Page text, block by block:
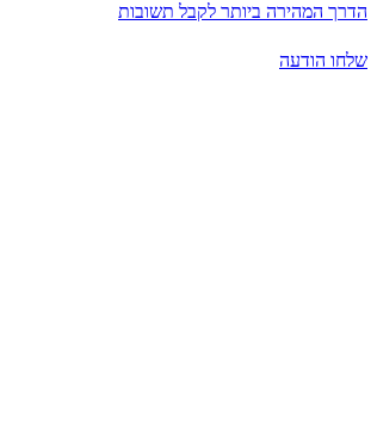
הדרך המהירה ביותר לקבל תשובות
שלחו הודעה